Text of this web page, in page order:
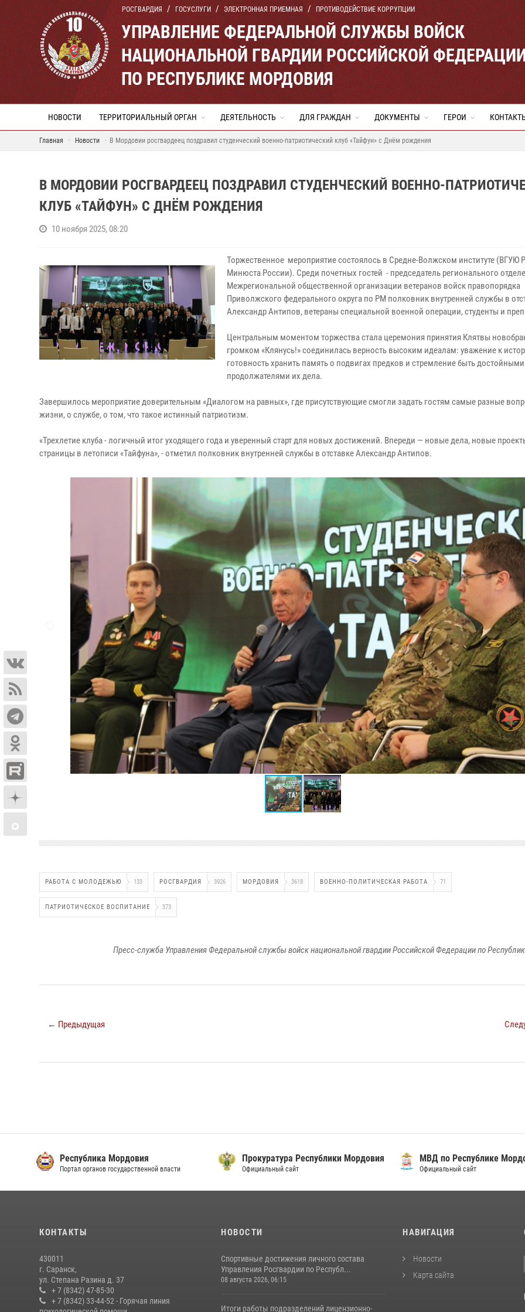
РОСГВАРДИЯ ГОСУСЛУГИ ЭЛЕКТРОННАЯ ПРИЕМНАЯ ПРОТИВОДЕЙСТВИЕ КОРРУПЦИИ
УПРАВЛЕНИЕ ФЕДЕРАЛЬНОЙ СЛУЖБЫ ВОЙСК
НАЦИОНАЛЬНОЙ ГВАРДИИ РОССИЙСКОЙ
ПО РЕСПУБЛИКЕ МОРДОВИЯ
НОВОСТИ ТЕРРИТОРИАЛЬНЫЙ ОРГАН ДЕЯТЕЛЬНОСТЬ ДЛЯ ГРАЖДАН ДОКУМЕНТЫ ГЕРОИ
Главная Новости В Мордовии росгвардеец поздравил студенческий военно-патриотический клуб «Тайфун» с Днём рождения
В МОРДОВИИ РОСГВАРДЕЕЦ ПОЗДРАВИЛ СТУДЕНЧЕСКИЙ ВОЕННО-
КЛУБ «ТАЙФУН» С ДНЁМ РОЖДЕНИЯ
10 ноября 2025, 08:20
Торжественное мероприятие состоялось в Средне-Волжском институте (ВГУЮ
Минюста России). Среди почетных гостей - председатель регионального
Межрегиональной общественной организации ветеранов войск правопорядка
Приволжского федерального округа по РМ полковник внутренней службы в
Александр Антипов, ветераны специальной военной операции, студенты и
Центральным моментом торжества стала церемония принятия Клятвы
громком «Клянусь!» соединилась верность высоким идеалам: уважение к
готовность хранить память о подвигах предков и стремление быть достойными
продолжателями их дела.
Завершилось мероприятие доверительным «Диалогом на равных», где присутствующие смогли задать гостям самые разные
жизни, о службе, о том, что такое истинный патриотизм.
«Трехлетие клуба - логичный итог уходящего года и уверенный старт для новых достижений. Впереди — новые дела, новые
страницы в летописи «Тайфуна», - отметил полковник внутренней службы в отставке Александр Антипов.
РАБОТА С МОЛОДЕЖЬЮ 133 РОСГВАРДИЯ 3926 МОРДОВИЯ 3618 ВОЕННО-ПОЛИТИЧЕСКАЯ РАБОТА 71
ПАТРИОТИЧЕСКОЕ ВОСПИТАНИЕ 373
Пресс-служба Управления Федеральной службы войск национальной гвардии Российской Федерации по
← Предыдущая
Республика Мордовия
Портал органов государственной власти
Прокуратура Республики Мордовия
Официальный сайт
МВД по Республике
Официальный сайт
КОНТАКТЫ
430011
г. Саранск,
ул. Степана Разина д. 37
+ 7 (8342) 47-85-30
+ 7 (8342) 33-44-52 - Горячая линия
НОВОСТИ
Спортивные достижения личного состава
Управления Росгвардии по Республ...
08 августа 2026, 06:15
Итоги работы подразделений лицензионно-
НАВИГАЦИЯ
Новости
Карта сайта